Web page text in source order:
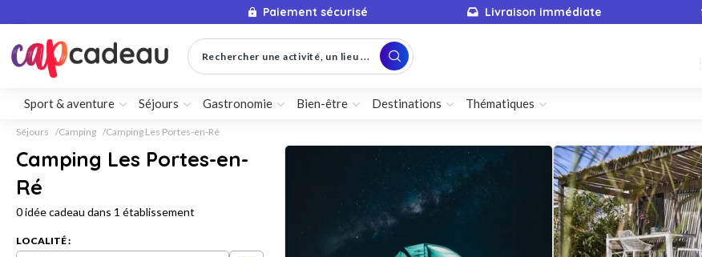
Paiement sécurisé Livraison immédiate
Rechercher une activité, un lieu ...
Sport & aventure Séjours Gastronomie Bien-être Destinations Thématiques
Séjours Camping Camping Les Portes-en-Ré
Camping Les Portes-en-
Ré
0 idée cadeau dans 1 établissement
LOCALITÉ :